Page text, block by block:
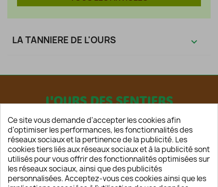
LA TANNIERE DE L'OURS 
L'OURS DES SENTIERS
HOME
CONTACT
Ce site vous demande d'accepter les cookies afin
d'optimiser les performances, les fonctionnalités des
réseaux sociaux et la pertinence de la publicité. Les
cookies tiers liés aux réseaux sociaux et à la publicité sont
utilisés pour vous offrir des fonctionnalités optimisées sur
les réseaux sociaux, ainsi que des publicités
personnalisées. Acceptez-vous ces cookies ainsi que les